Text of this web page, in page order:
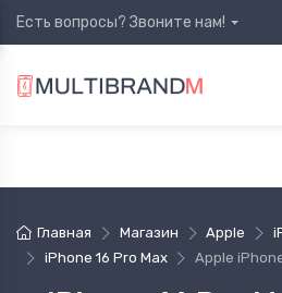
Есть вопросы? Звоните нам!
Главная Магазин Apple
iPhone 16 Pro Max
Apple